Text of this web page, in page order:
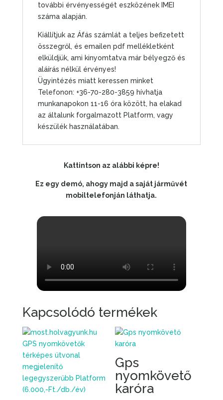
további érvényességét eszközének IMEI
száma alapján.
Kiállítjuk az Áfás számlát a teljes befizetett
összegről, és emailen pdf mellékletként
elküldjük, ami kinyomtatva már bélyegző és
aláírás nélkül érvényes!
Ügyintézés miatt keressen minket
Telefonon: +36-70-280-3859 hívhatja
munkanapokon 11-16 óra között, ha elakad
az általunk forgalmazott Platform, vagy
készülék használatában.
Kattintson az alábbi képre!
Ez egy demó, ahogy majd a saját járművét
mobiltelefonján láthatja.
Kapcsolódó termékek
Gps
nyomkövető
karóra